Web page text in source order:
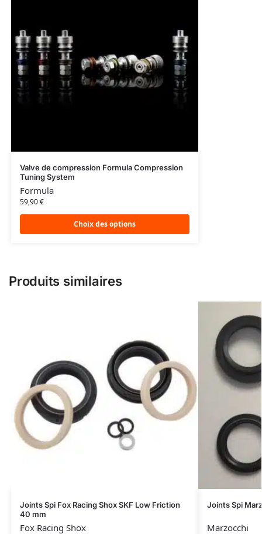
Valve de compression Formula Compression
Tuning System
Formula
59,90€
Choix des options
Produits similaires
Joints Spi Fox Racing Shox SKF Low Friction
40 mm
Fox Racing Shox
Joints Spi
Marzocchi